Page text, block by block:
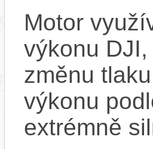
Motor
výkonu
změnu
výkonu
extrémně